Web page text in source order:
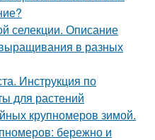
селекции. Описание
в разных
Инструкция по
для растений
крупномеров зимой.
бережно и